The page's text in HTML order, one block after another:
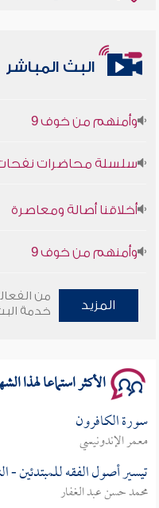
البث المباشر
أخلاقنا أصالة ومعاصرة
المزيد
من
خدمة
الأكثر استماعا لهذا
سورة الكافرون
معمر الإندونيسي
تيسير أصول الفقه للمبتدئين -
محمد حسن عبد الغفار